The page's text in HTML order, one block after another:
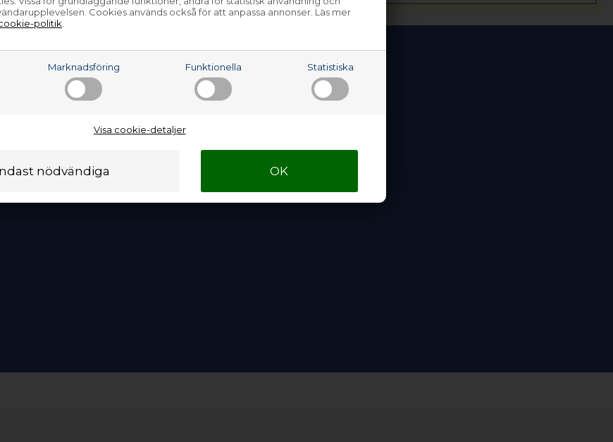
Cookies används också för att anpassa annonser. Läs mer
politik
Marknadsföring Funktionella Statistiska
Visa cookie-detaljer